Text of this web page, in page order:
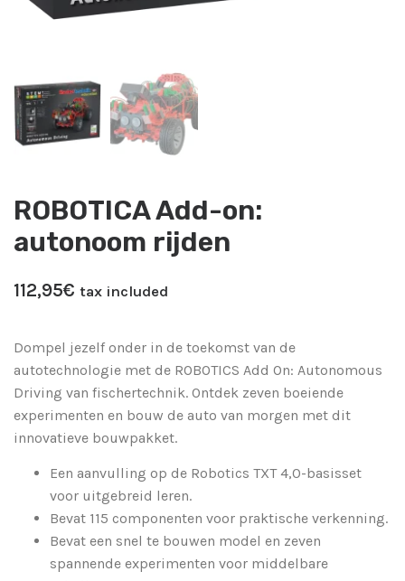
ROBOTICA Add-on:
autonoom rijden
112,95​€ tax included
Dompel jezelf onder in de toekomst van de
autotechnologie met de ROBOTICS Add On: Autonomous
Driving van fischertechnik. Ontdek zeven boeiende
experimenten en bouw de auto van morgen met dit
innovatieve bouwpakket.
Een aanvulling op de Robotics TXT 4,0-basisset
voor uitgebreid leren.
Bevat 115 componenten voor praktische verkenning.
Bevat een snel te bouwen model en zeven
spannende experimenten voor middelbare